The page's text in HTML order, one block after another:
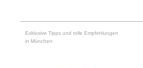
Exklusive Tipps und tolle Empfehlungen
in München: